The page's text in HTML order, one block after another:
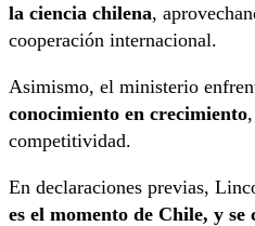
la ciencia chilena,
cooperación internacional.
Asimismo, el ministerio
conocimiento en crecimiento
competitividad.
En declaraciones previas,
es el momento de Chile, y se